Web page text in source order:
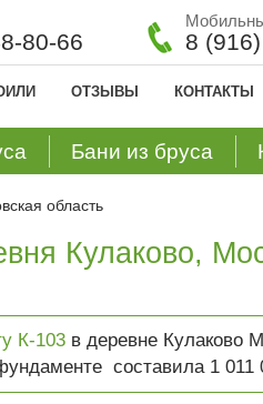
80-66 8
ОТЗЫВЫ КОНТАКТЫ
Бани из бруса
область
Кулаково,
К-103 в деревне Кулаково
составила 1 011